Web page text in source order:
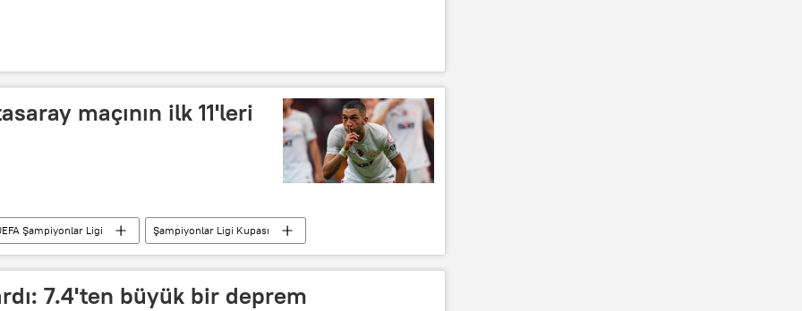
Eğitim Kursları (İSMEK)
Deprem
Başkanlığı (AFAD)
maçının ilk 11'leri
Şampiyonlar Ligi
Şampiyonlar Ligi Kupası
7.4'ten büyük bir deprem